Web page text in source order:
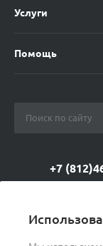
Услуги
Помощь
+7